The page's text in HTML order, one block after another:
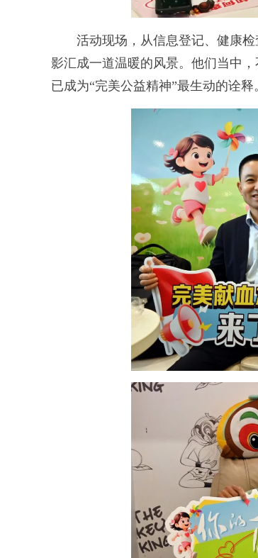
活动现场，从信息登记、健康检
影汇成一道温暖的风景。他们当中
已成为“完美公益精神”最生动的诠释